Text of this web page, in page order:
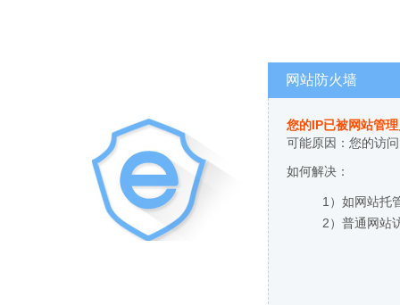
网站防火墙
您的IP已被网站管
可能原因：您的访
如何解决：
1）如网站托
2）普通网站